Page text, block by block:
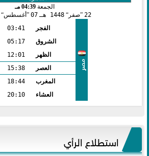
الجمعة 04:39 مـ
22 صفر 1448 هـ 07 أغسطس
مصر
الفجر
03:41
الشروق
05:17
الظهر
12:01
العصر
15:38
المغرب
18:44
العشاء
20:10
استطلاع الرأي